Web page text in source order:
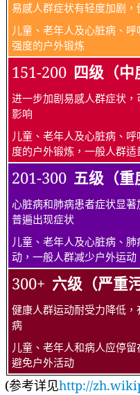
易感人群症状有轻度加剧
儿童、老年人及心脏病、
强度的户外锻炼
151-200 四级（中
进一步加剧易感人群症状
影响
儿童、老年人及心脏病、
度的户外锻炼，一般人群
201-300 五级（重
心脏病和肺病患者症状显
普遍出现症状
儿童、老年人及心脏病、
动，一般人群减少户外运动
300+ 六级（严重
健康人群运动耐受力降低
病
儿童、老年人和病人应停
避免户外活动
(参考详见http://